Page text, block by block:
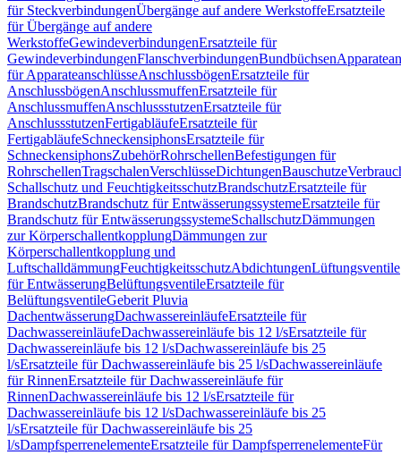
für SteckverbindungenÜbergänge auf andere WerkstoffeErsatzteile
für Übergänge auf andere
WerkstoffeGewindeverbindungenErsatzteile für
GewindeverbindungenFlanschverbindungenBundbüchsen
für ApparateanschlüsseAnschlussbögenErsatzteile für
AnschlussbögenAnschlussmuffenErsatzteile für
AnschlussmuffenAnschlussstutzenErsatzteile für
AnschlussstutzenFertigabläufeErsatzteile für
FertigabläufeSchneckensiphonsErsatzteile für
SchneckensiphonsZubehörRohrschellenBefestigungen für
RohrschellenTragschalenVerschlüsseDichtungenBauschutze
Schallschutz und FeuchtigkeitsschutzBrandschutzErsatzteile für
BrandschutzBrandschutz für EntwässerungssystemeErsatzteile für
Brandschutz für EntwässerungssystemeSchallschutzDämmungen
zur KörperschallentkopplungDämmungen zur
Körperschallentkopplung und
LuftschalldämmungFeuchtigkeitsschutzAbdichtungenLüftungsventile
für EntwässerungBelüftungsventileErsatzteile für
BelüftungsventileGeberit Pluvia
DachentwässerungDachwassereinläufeErsatzteile für
DachwassereinläufeDachwassereinläufe bis 12 l/sErsatzteile für
Dachwassereinläufe bis 12 l/sDachwassereinläufe bis 25
l/sErsatzteile für Dachwassereinläufe bis 25 l/sDachwassereinläufe
für RinnenErsatzteile für Dachwassereinläufe für
RinnenDachwassereinläufe bis 12 l/sErsatzteile für
Dachwassereinläufe bis 12 l/sDachwassereinläufe bis 25
l/sErsatzteile für Dachwassereinläufe bis 25
l/sDampfsperrenelementeErsatzteile für DampfsperrenelementeFür